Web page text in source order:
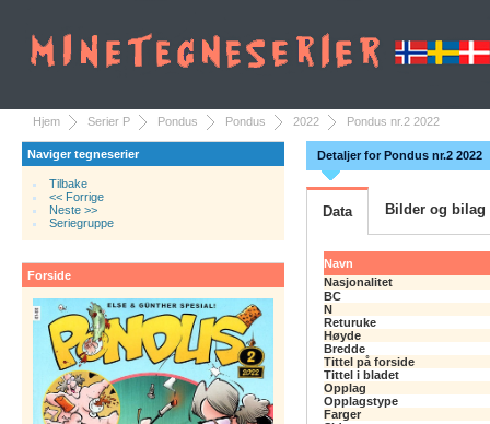
Hjem Serier P Pondus Pondus 2022 Pondus nr.2 2022
Naviger tegneserier
Tilbake
<< Forrige
Neste >>
Seriegruppe
Forside
Detaljer for Pondus nr.2 2022
Data Bilder og bilag
Navn
Nasjonalitet
BC
N
Returuke
Høyde
Bredde
Tittel på forside
Tittel i bladet
Opplag
Opplagstype
Farger